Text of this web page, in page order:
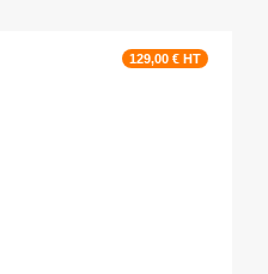
129,00 € HT